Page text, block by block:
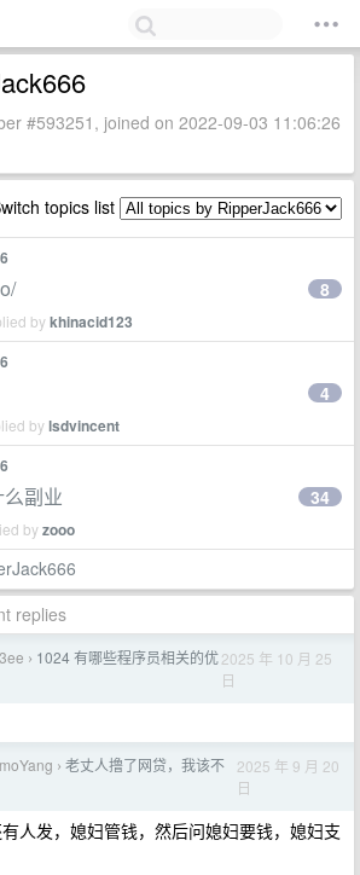
#593251, joined on 2022-09-03 11:06:26
topics list
bykhinacid123
8
bylsdvincent
4
副业
byzooo
34
replies
› 1024 有哪些程序员相关的优2025 年 10 月 25
日
› 老丈人撸了网贷，我该不
2025 年 9 月 20
日
人发，媳妇管钱，然后问媳妇要钱，媳妇支